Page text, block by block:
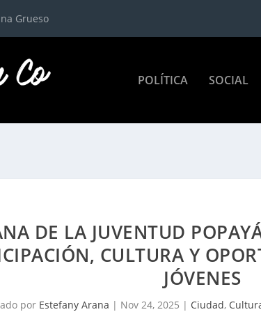
Grueso
POLÍTICA SOCIAL
DE LA JUVENTUD
CULTURA Y
JÓVENES
por Estefany Arana | Nov 24, 2025 | Ciudad,